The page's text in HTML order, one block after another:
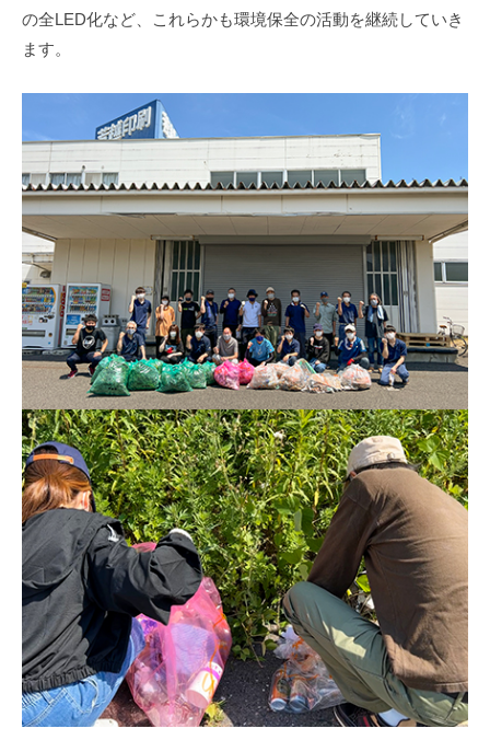
の全LED化など、これらかも環境保全の活動を継続していき
ます。